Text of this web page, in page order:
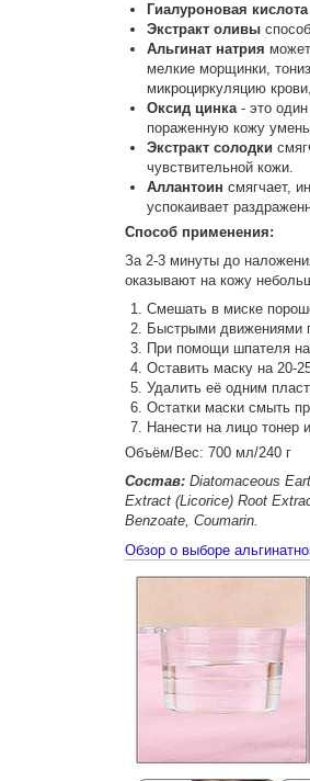
Гиалуроновая кислота
Экстракт оливы
Альгинат натрия
мелкие морщинки,
микроциркуляцию
Оксид цинка- это один
пораженную кожу
Экстракт солодки
чувствительной кожи.
Аллантоин смягчает,
успокаивает
Способ применения:
За 2-3 минуты до
оказывают на кожу
Смешать в миске
Быстрыми движениями
При помощи шпателя
Оставить маску на 20-
Удалить её одним
Остатки маски смыть
Нанести на лицо
Объём/Вес: 700 мл/240 г
Состав:Diatomaceous
Extract (Licorice) Root
Benzoate, Coumarin.
Обзор о выборе